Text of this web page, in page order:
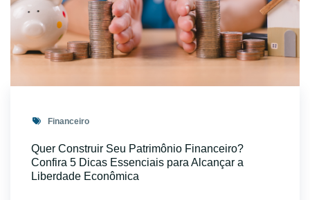
Financeiro
Quer Construir Seu Patrimônio Financeiro?
Confira 5 Dicas Essenciais para Alcançar a
Liberdade Econômica